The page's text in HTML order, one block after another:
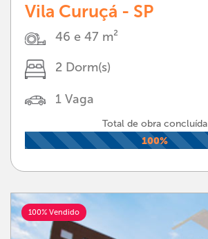
Vila Curuçá - SP
46 e 47 m²
2 Dorm(s)
1 Vaga
Total de obra concluída
100%
100% Vendido